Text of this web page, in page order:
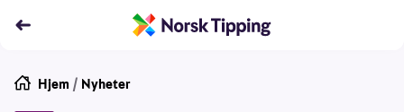
Hjem / Nyheter